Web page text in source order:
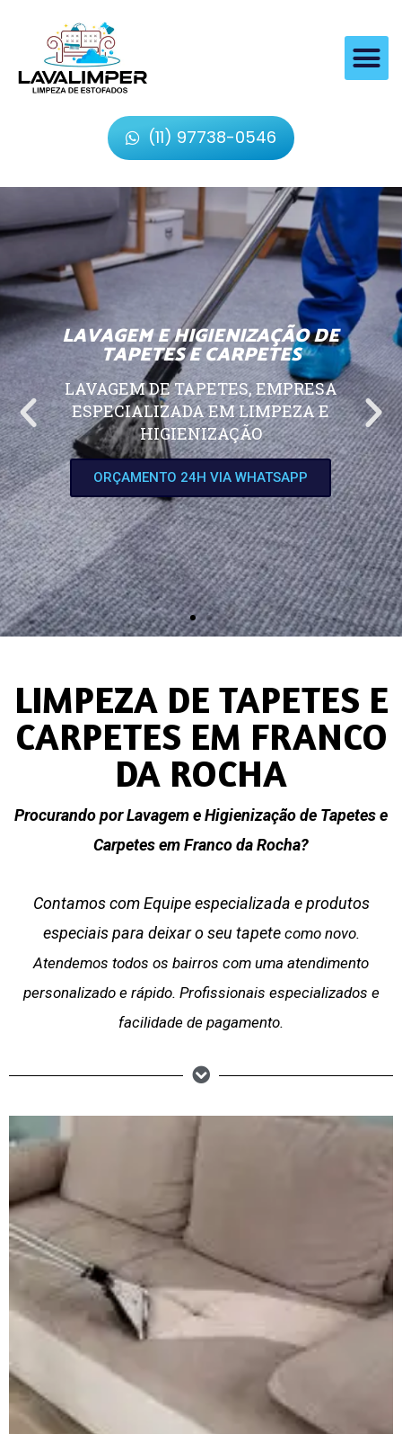
(11) 97738-0546
LAVAGEM E HIGIENIZAÇÃO DE
TAPETES E CARPETES
LAVAGEM DE TAPETES, EMPRESA
ESPECIALIZADA EM LIMPEZA E
HIGIENIZAÇÃO
ORÇAMENTO 24H VIA WHATSAPP
LIMPEZA DE TAPETES E
CARPETES EM FRANCO
DA ROCHA
Procurando por Lavagem e Higienização de Tapetes e
Carpetes em Franco da Rocha?
Contamos com Equipe especializada e produtos
especiais para deixar o seu tapetecomo novo.
Atendemos todos os bairros com uma atendimento
personalizado e rápido. Profissionais especializados e
facilidade de pagamento.